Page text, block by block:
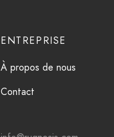
ENTREPRISE
À propos de nous
Contact